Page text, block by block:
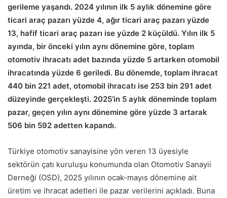
gerileme yaşandı. 2024 yılının ilk 5 aylık dönemine göre
ticari araç pazarı yüzde 4, ağır ticari araç pazarı yüzde
13, hafif ticari araç pazarı ise yüzde 2 küçüldü. Yılın ilk 5
ayında, bir önceki yılın aynı dönemine göre, toplam
otomotiv ihracatı adet bazında yüzde 5 artarken otomobil
ihracatında yüzde 6 geriledi. Bu dönemde, toplam ihracat
440 bin 221 adet, otomobil ihracatı ise 253 bin 291 adet
düzeyinde gerçekleşti. 2025’in 5 aylık döneminde toplam
pazar, geçen yılın aynı dönemine göre yüzde 3 artarak
506 bin 592 adetten kapandı.
Türkiye otomotiv sanayisine yön veren 13 üyesiyle
sektörün çatı kuruluşu konumunda olan Otomotiv Sanayii
Derneği (OSD), 2025 yılının ocak-mayıs dönemine ait
üretim ve ihracat adetleri ile pazar verilerini açıkladı. Buna